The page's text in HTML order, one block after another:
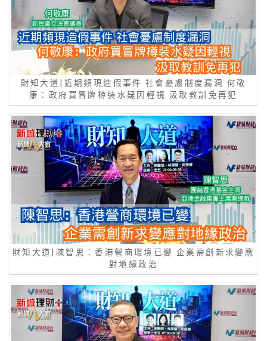
財知大道|近期頻現造假事件 社會憂慮制度漏洞 何敬
康：政府買冒牌樽裝水疑因輕視 汲取教訓免再犯
財知大道|陳智思：香港營商環境已變 企業需創新求變應
對地緣政治